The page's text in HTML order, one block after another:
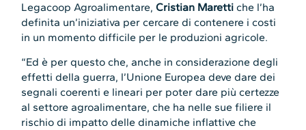
Legacoop Agroalimentare,Cristian Maretti che l’ha
definita un’iniziativa per cercare di contenere i costi
in un momento difficile per le produzioni agricole.
“Ed è per questo che, anche in considerazione degli
effetti della guerra, l’Unione Europea deve dare dei
segnali coerenti e lineari per poter dare più certezze
al settore agroalimentare, che ha nelle sue filiere il
rischio di impatto delle dinamiche inflattive che